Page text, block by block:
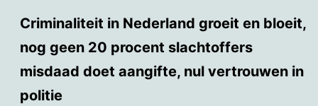
Criminaliteit in Nederland groeit en bloeit,
nog geen 20 procent slachtoffers
misdaad doet aangifte, nul vertrouwen in
politie